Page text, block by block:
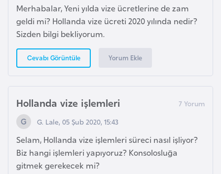
Merhabalar, Yeni yılda vize ücretlerine de zam
geldi mi? Hollanda vize ücreti 2020 yılında nedir?
Sizden bilgi bekliyorum.
Cevabı Görüntüle Yorum Ekle
Hollanda vize işlemleri
G. Lale, 05 Şub 2020, 15:43
Selam, Hollanda vize işlemleri süreci nasıl işliyor?
Biz hangi işlemleri yapıyoruz? Konsolosluğa
gitmek gerekecek mi?
n
y
a
t
i
y
o
p
y
a